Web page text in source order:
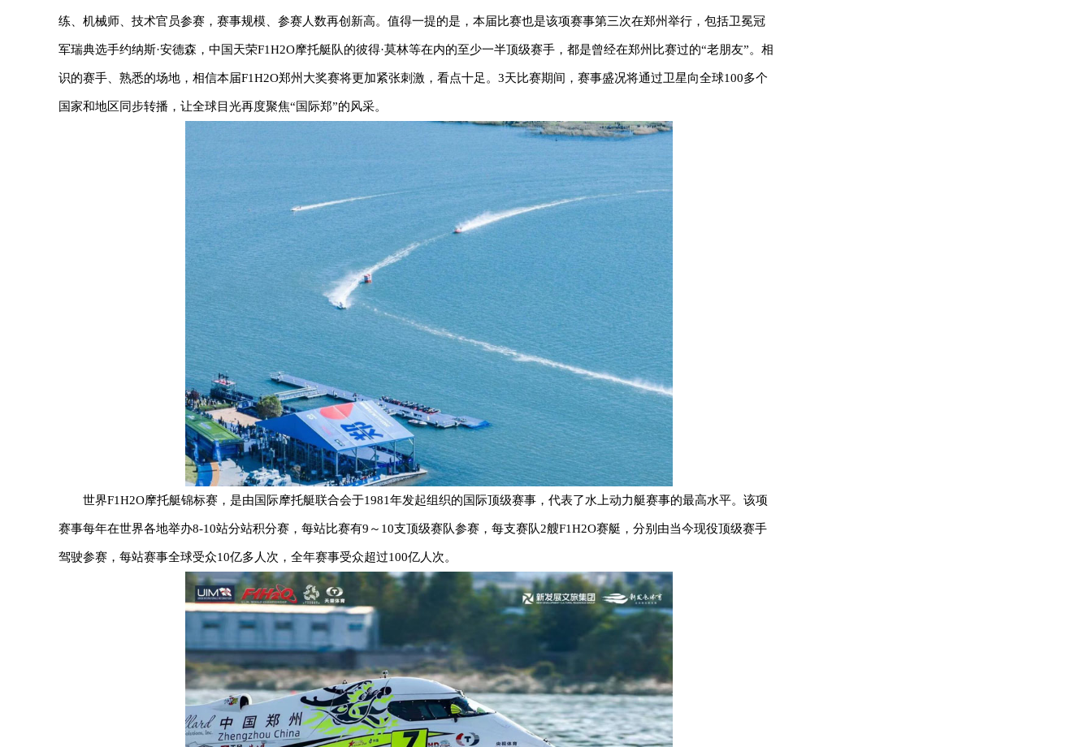
练、机械师、技术官员参赛，赛事规模、参赛人数再创新高。值得一提的是，本届比赛也是该项赛事第三次在郑州举行，包括卫冕冠
军瑞典选手约纳斯·安德森，中国天荣F1H2O摩托艇队的彼得·莫林等在内的至少一半顶级赛手，都是曾经在郑州比赛过的“老朋友”。相
识的赛手、熟悉的场地，相信本届F1H2O郑州大奖赛将更加紧张刺激，看点十足。3天比赛期间，赛事盛况将通过卫星向全球100多个
国家和地区同步转播，让全球目光再度聚焦“国际郑”的风采。
世界F1H2O摩托艇锦标赛，是由国际摩托艇联合会于1981年发起组织的国际顶级赛事，代表了水上动力艇赛事的最高水平。该项
赛事每年在世界各地举办8-10站分站积分赛，每站比赛有9～10支顶级赛队参赛，每支赛队2艘F1H2O赛艇，分别由当今现役顶级赛手
驾驶参赛，每站赛事全球受众10亿多人次，全年赛事受众超过100亿人次。